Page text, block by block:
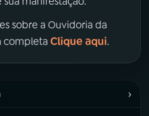
sobre a Ouvidoria da
completa Clique aqui.
›